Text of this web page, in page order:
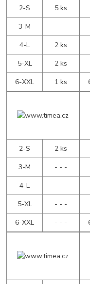
2-S
5 ks
3-M
- - -
4-L
2 ks
5-XL
2 ks
6-XXL
1 ks
2-S
2 ks
3-M
- - -
4-L
- - -
5-XL
- - -
6-XXL
- - -